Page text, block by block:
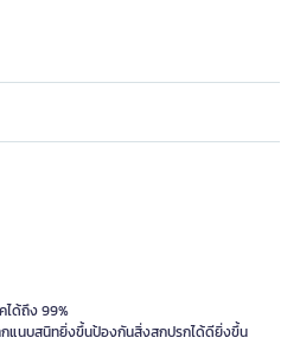
ได้ถึง 99%
กแนบสนิทยิ่งขึ้นป้องกันสิ่งสกปรกได้ดียิ่งขึ้น